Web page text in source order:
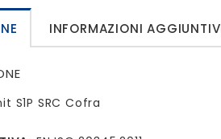
INFORMAZIONI
S1P SRC Cofra